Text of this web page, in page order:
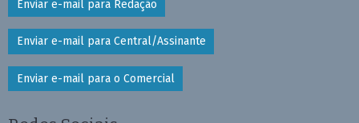
Enviar e-mail para Redação
Enviar e-mail para Central/Assinante
Enviar e-mail para o Comercial